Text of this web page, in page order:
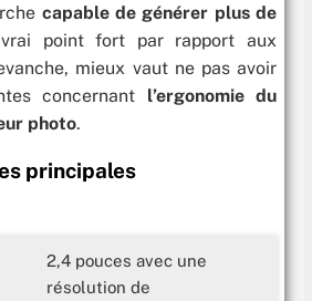
capable de générer plus de
point fort par rapport aux
mieux vaut ne pas avoir
concernant l’ergonomie du
photo.
principales
2,4 pouces avec une
résolution de